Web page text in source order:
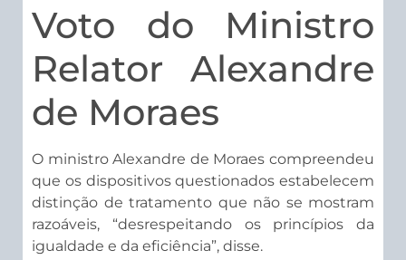
Voto do Ministro
Relator Alexandre
de Moraes
O ministro Alexandre de Moraes compreendeu
que os dispositivos questionados estabelecem
distinção de tratamento que não se mostram
razoáveis, “desrespeitando os princípios da
igualdade e da eficiência”, disse.